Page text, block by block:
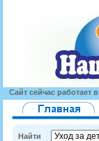
Сайт сейчас работает
Найти